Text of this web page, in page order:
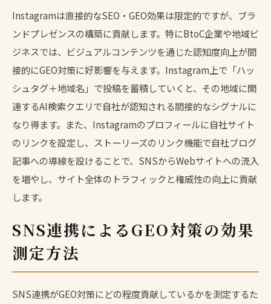
Instagramは直接的なSEO・GEO効果は限定的ですが、ブラ
ンドプレゼンスの構築に貢献します。特にBtoC企業や地域ビ
ジネスでは、ビジュアルコンテンツを通じた認知度向上が間
接的にGEO対策に好影響を与えます。Instagram上で「ハッ
シュタグ＋地域名」で投稿を蓄積していくと、その地域に関
連するAI検索クエリで自社が認知される間接的なシグナルに
なり得ます。また、Instagramのプロフィールに自社サイト
のリンクを設定し、ストーリーズのリンク機能で自社ブログ
記事への導線を設けることで、SNSからWebサイトへの流入
を増やし、サイト全体のトラフィックと権威性の向上に貢献
します。
SNS連携によるGEO対策の効果
測定方法
SNS連携がGEO対策にどの程度貢献しているかを測定するた